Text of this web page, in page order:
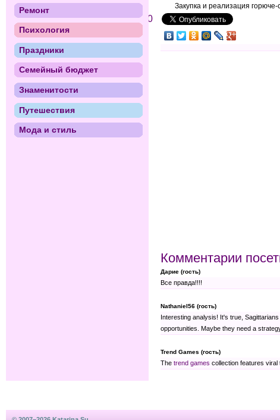
Закупка и реализация
0
Комментарии
Дарие (гость)
Все правда!!!!
Nathaniel56 (гость)
Interesting analysis! It's true,
opportunities. Maybe they need a
Trend Games (гость)
The trend games collection features viral
Ремонт
Психология
Праздники
Семейный бюджет
Знаменитости
Путешествия
Мода и стиль